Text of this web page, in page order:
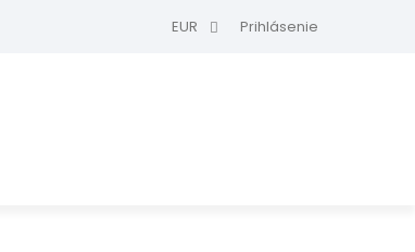
EUR Prihlásenie